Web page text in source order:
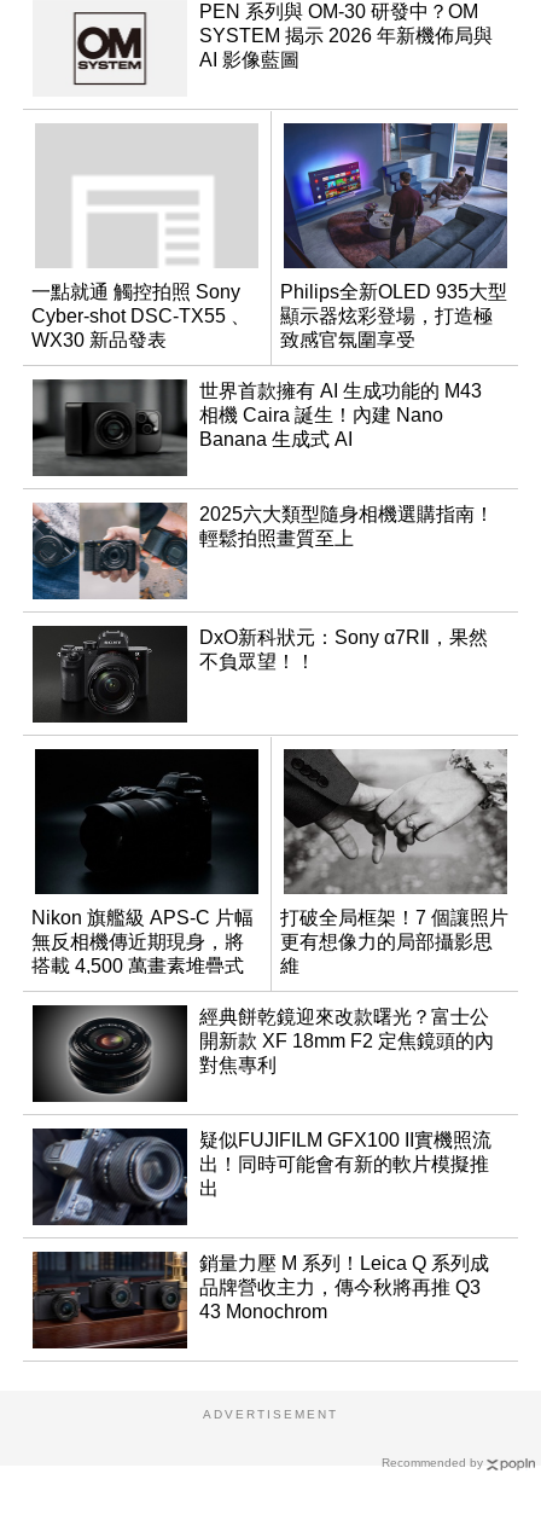
PEN 系列與 OM-30 研發中？OM
SYSTEM 揭示 2026 年新機佈局與
AI 影像藍圖
一點就通 觸控拍照 Sony
Cyber-shot DSC-TX55 、
WX30 新品發表
Philips全新OLED 935大型
顯示器炫彩登場，打造極
致感官氛圍享受
世界首款擁有 AI 生成功能的 M43
相機 Caira 誕生！內建 Nano
Banana 生成式 AI
2025六大類型隨身相機選購指南！
輕鬆拍照畫質至上
DxO新科狀元：Sony α7RⅡ，果然
不負眾望！！
Nikon 旗艦級 APS-C 片幅
無反相機傳近期現身，將
搭載 4,500 萬畫素堆疊式
感光元件？
打破全局框架！7 個讓照片
更有想像力的局部攝影思
維
經典餅乾鏡迎來改款曙光？富士公
開新款 XF 18mm F2 定焦鏡頭的內
對焦專利
疑似FUJIFILM GFX100 II實機照流
出！同時可能會有新的軟片模擬推
出
銷量力壓 M 系列！Leica Q 系列成
品牌營收主力，傳今秋將再推 Q3
43 Monochrom
Recommended by
ADVERTISEMENT